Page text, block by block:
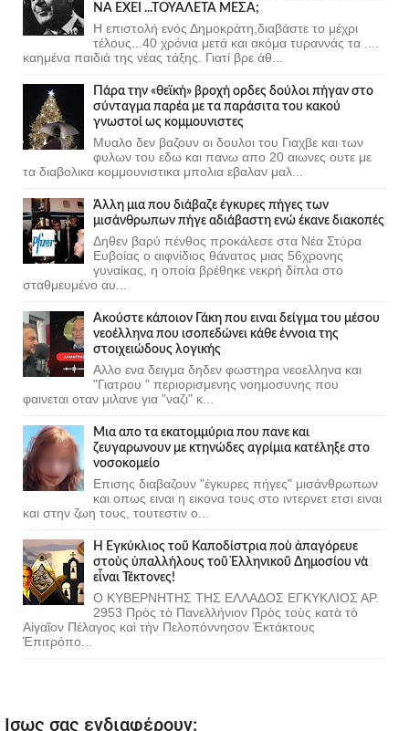
ΝΑ ΕΧΕΙ ...ΤΟΥΑΛΕΤΑ ΜΕΣΑ;
Η επιστολή ενός Δημοκράτη,διαβάστε το μέχρι
τέλους...40 χρόνια μετά και ακόμα τυραννάς τα ....
καημένα παιδιά της νέας τάξης. Γιατί βρε άθ...
Πάρα την «θεϊκή» βροχή ορδες δούλοι πήγαν στο
σύνταγμα παρέα με τα παράσιτα του κακού
γνωστοί ως κομμουνιστες
Μυαλο δεν βαζουν οι δουλοι του Γιαχβε και των
φυλων του εδω και πανω απο 20 αιωνες ουτε με
τα διαβολικα κομμουνιστικα μπολια εβαλαν μαλ...
Άλλη μια που διάβαζε έγκυρες πήγες των
μισάνθρωπων πήγε αδιάβαστη ενώ έκανε διακοπές
Δηθεν βαρύ πένθος προκάλεσε στα Νέα Στύρα
Ευβοίας ο αιφνίδιος θάνατος μιας 56χρονης
γυναίκας, η οποία βρέθηκε νεκρή δίπλα στο
σταθμευμένο αυ...
Ακούστε κάποιον Γάκη που ειναι δείγμα του μέσου
νεοέλληνα που ισοπεδώνει κάθε έννοια της
στοιχειώδους λογικής
Αλλο ενα δειγμα δηδεν φωστηρα νεοελληνα και
"Γιατρου " περιορισμενης νοημοσυνης που
φαινεται οταν μιλανε για "ναζι" κ...
Μια απο τα εκατομμύρια που πανε και
ζευγαρωνουν με κτηνώδες αγρίμια κατέληξε στο
νοσοκομείο
Επισης διαβαζουν "έγκυρες πήγες" μισάνθρωπων
και οπως ειναι η εικονα τους στο ιντερνετ ετσι ειναι
και στην ζωη τους, τουτεστιν ο...
Ἡ Ἐγκύκλιος τοῦ Καποδίστρια ποὺ ἀπαγόρευε
στοὺς ὑπαλλήλους τοῦ Ἑλληνικοῦ Δημοσίου νὰ
εἶναι Τέκτονες!
Ο ΚΥΒΕΡΝΗΤΗΣ ΤΗΣ ΕΛΛΑΔΟΣ ΕΓΚΥΚΛΙΟΣ ΑΡ.
2953 Πρὸς τὸ Πανελλήνιον Πρὸς τοὺς κατὰ τὸ
Αἰγαῖον Πέλαγος καὶ τὴν Πελοπόννησον Ἐκτάκτους
Ἐπιτρόπο...